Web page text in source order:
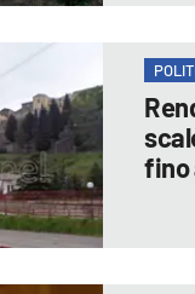
fino